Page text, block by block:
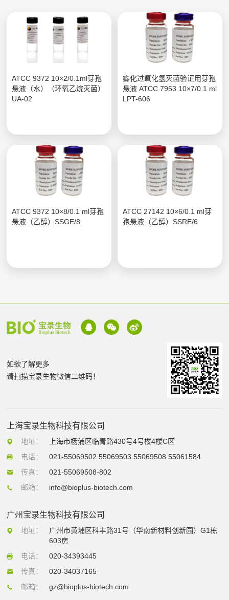
ATCC 9372 10×2/0.1ml芽孢
悬液（水）（环氧乙烷灭菌）
UA-02
雾化过氧化氢灭菌验证用芽孢
悬液 ATCC 7953 10×7/0.1 ml
LPT-606
ATCC 9372 10×8/0.1 ml芽孢
悬液（乙醇）SSGE/8
ATCC 27142 10×6/0.1 ml芽
孢悬液（乙醇）SSRE/6
如欲了解更多
请扫描宝录生物微信二维码！
上海宝录生物科技有限公司
地址：
上海市杨浦区临青路430号4号楼4楼C区
电话：
021-55069502 55069503 55069508 55061584
传真：
021-55069508-802
邮箱：
info@bioplus-biotech.com
广州宝录生物科技有限公司
地址：
广州市黄埔区科丰路31号（华南新材料创新园）G1栋
603房
电话：
020-34393445
传真：
020-34037165
邮箱：
gz@bioplus-biotech.com